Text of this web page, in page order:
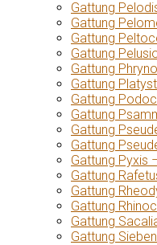
Gattung
Gattung
Gattung
Gattung
Gattung
Gattung
Gattung
Gattung
Gattung
Gattung
Gattung Pyxis
Gattung
Gattung
Gattung
Gattung
Gattung